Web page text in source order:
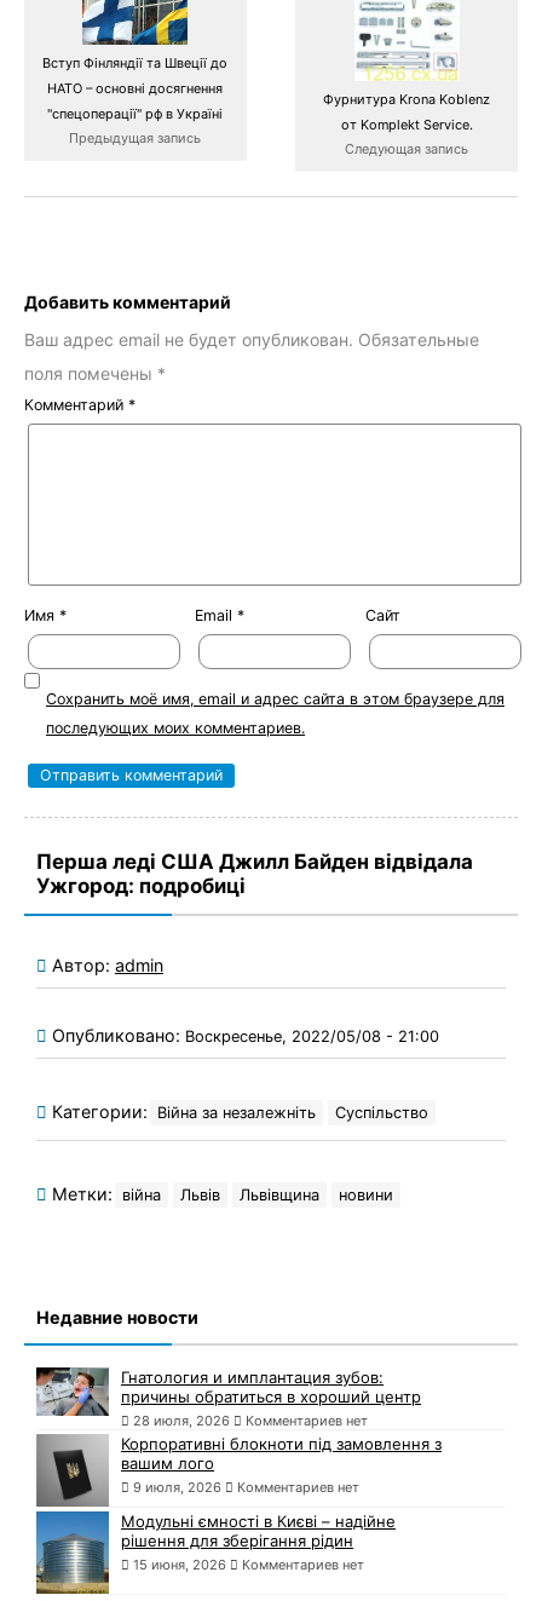
Вступ Фінляндії та Швеції до
НАТО – основні досягнення
"спецоперації" рф в Україні
Предыдущая запись
Фурнитура Krona Koblenz
от Komplekt Service.
Следующая запись
Добавить комментарий
Ваш адрес email не будет опубликован. Обязательные
поля помечены *
Комментарий *
Имя * Email * Сайт
Сохранить моё имя, email и адрес сайта в этом браузере для
последующих моих комментариев.
Перша леді США Джилл Байден відвідала
Ужгород: подробиці
Автор: admin
Опубликовано: Воскресенье, 2022/05/08 - 21:00
Категории: Війна за незалежніть Суспільство
Метки: війна Львів Львівщина новини
Недавние новости
Гнатология и имплантация зубов:
причины обратиться в хороший центр
28 июля, 2026 Комментариев нет
Корпоративні блокноти під замовлення з
вашим лого
9 июля, 2026 Комментариев нет
Модульні ємності в Києві – надійне
рішення для зберігання рідин
15 июня, 2026 Комментариев нет